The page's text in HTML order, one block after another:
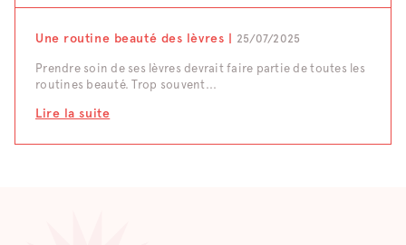
Une routine beauté des lèvres | 25/07/2025
Prendre soin de ses lèvres devrait faire partie de toutes les
routines beauté. Trop souvent...
Lire la suite